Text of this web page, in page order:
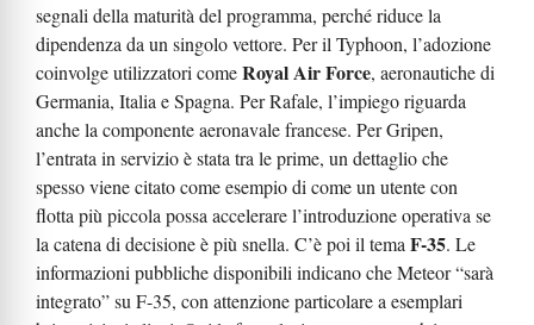
segnali della maturità del programma, perché riduce la
dipendenza da un singolo vettore. Per il Typhoon, l’adozione
coinvolge utilizzatori comeRoyal Air Force, aeronautiche di
Germania, Italia e Spagna. Per Rafale, l’impiego riguarda
anche la componente aeronavale francese. Per Gripen,
l’entrata in servizio è stata tra le prime, un dettaglio che
spesso viene citato come esempio di come un utente con
flotta più piccola possa accelerare l’introduzione operativa se
la catena di decisione è più snella. C’è poi il tema F-35. Le
informazioni pubbliche disponibili indicano che Meteor “sarà
integrato” su F-35, con attenzione particolare a esemplari